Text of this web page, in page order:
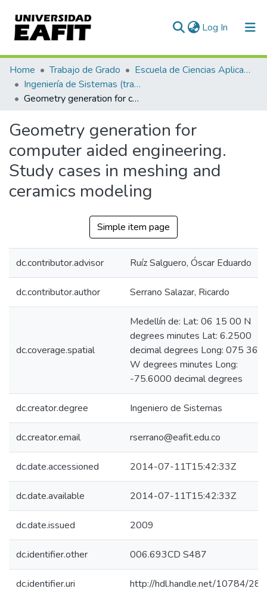
Log In (current)
Communities & Collections
All of DSpace
Home Trabajo de Grado
Escuela de Ciencias Aplicadas e Ingeniería
Ingeniería de Sistemas (trabajo de grado)
Geometry generation for computer aided engineering. Study cases in meshing and ceramics modeling
Geometry generation for
computer aided engineering.
Study cases in meshing and
ceramics modeling
Simple item page
dc.contributor.advisor Ruíz Salguero, Óscar Eduardo
dc.contributor.author Serrano Salazar, Ricardo
dc.coverage.spatial
Medellín de: Lat: 06 15 00 N
degrees minutes Lat: 6.2500
decimal degrees Long: 075 36
W degrees minutes Long:
-75.6000 decimal degrees
dc.creator.degree Ingeniero de Sistemas
dc.creator.email rserrano@eafit.edu.co
dc.date.accessioned 2014-07-11T15:42:33Z
dc.date.available 2014-07-11T15:42:33Z
dc.date.issued 2009
dc.identifier.other 006.693CD S487
dc.identifier.uri http://hdl.handle.net/10784/